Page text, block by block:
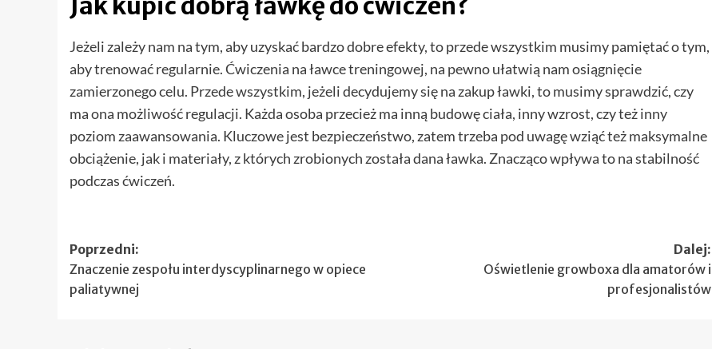
Jeżeli zależy nam na tym, aby uzyskać bardzo dobre efekty, to przede wszystkim musimy pamiętać o tym,
aby trenować regularnie. Ćwiczenia na ławce treningowej, na pewno ułatwią nam osiągnięcie
zamierzonego celu. Przede wszystkim, jeżeli decydujemy się na zakup ławki, to musimy sprawdzić, czy
ma ona możliwość regulacji. Każda osoba przecież ma inną budowę ciała, inny wzrost, czy też inny
poziom zaawansowania. Kluczowe jest bezpieczeństwo, zatem trzeba pod uwagę wziąć też maksymalne
obciążenie, jak i materiały, z których zrobionych została dana ławka. Znacząco wpływa to na stabilność
podczas ćwiczeń.
Zobacz
wpisy
Poprzedni:
Znaczenie zespołu interdyscyplinarnego w opiece
paliatywnej
Dalej:
Oświetlenie growboxa dla amatorów i
profesjonalistów